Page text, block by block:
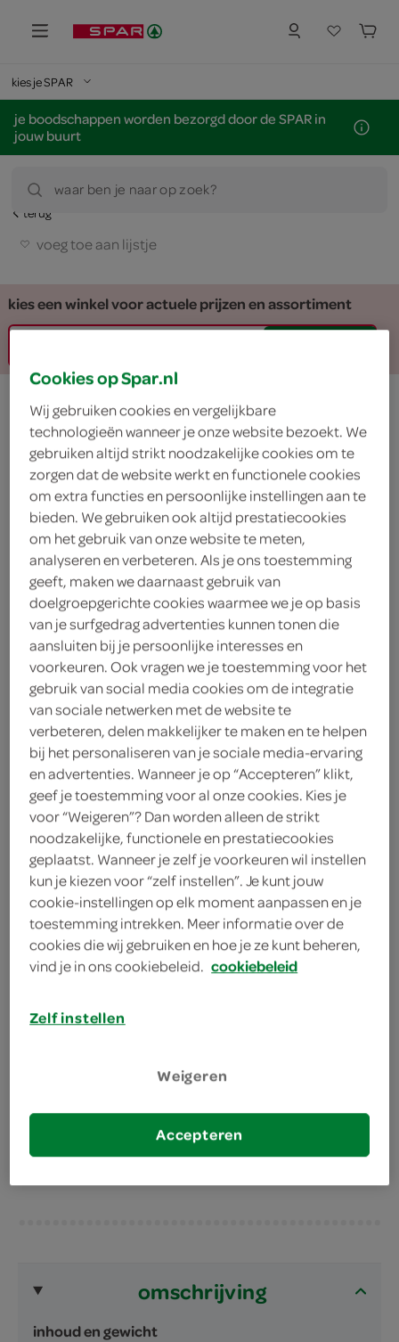
kies je SPAR
je boodschappen worden bezorgd door de SPAR in
jouw buurt
waar ben je naar op zoek?
terug
voeg toe aan lijstje
kies een winkel voor actuele prijzen en assortiment
Nivea bodymilk
verzorgend
Nivea
250 Milliliter
Let op: aanbiedingen zijn niet zichtbaar bij de
producten, maar worden wél automatisch
verwerkt in de winkelmand.
voor de droge huid
Maakt de huid soepel
omschrijving
inhoud en gewicht
Cookies op Spar.nl
Wij gebruiken cookies en vergelijkbare
technologieën wanneer je onze website bezoekt. We
gebruiken altijd strikt noodzakelijke cookies om te
zorgen dat de website werkt en functionele cookies
om extra functies en persoonlijke instellingen aan te
bieden. We gebruiken ook altijd prestatiecookies
om het gebruik van onze website te meten,
analyseren en verbeteren. Als je ons toestemming
geeft, maken we daarnaast gebruik van
doelgroepgerichte cookies waarmee we je op basis
van je surfgedrag advertenties kunnen tonen die
aansluiten bij je persoonlijke interesses en
voorkeuren. Ook vragen we je toestemming voor het
gebruik van social media cookies om de integratie
van sociale netwerken met de website te
verbeteren, delen makkelijker te maken en te helpen
bij het personaliseren van je sociale media-ervaring
en advertenties. Wanneer je op “Accepteren” klikt,
geef je toestemming voor al onze cookies. Kies je
voor “Weigeren”? Dan worden alleen de strikt
noodzakelijke, functionele en prestatiecookies
geplaatst. Wanneer je zelf je voorkeuren wil instellen
kun je kiezen voor “zelf instellen”. Je kunt jouw
cookie-instellingen op elk moment aanpassen en je
toestemming intrekken. Meer informatie over de
cookies die wij gebruiken en hoe je ze kunt beheren,
vind je in ons cookiebeleid. cookiebeleid
Zelf instellen
Weigeren
Accepteren